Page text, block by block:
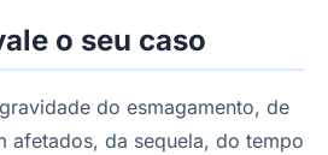
o seu caso
do esmagamento, de
afetados, da sequela, do tempo